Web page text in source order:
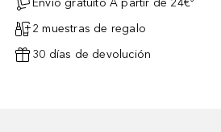
Envío gratuito A partir de 24€³
2 muestras de regalo
30 días de devolución